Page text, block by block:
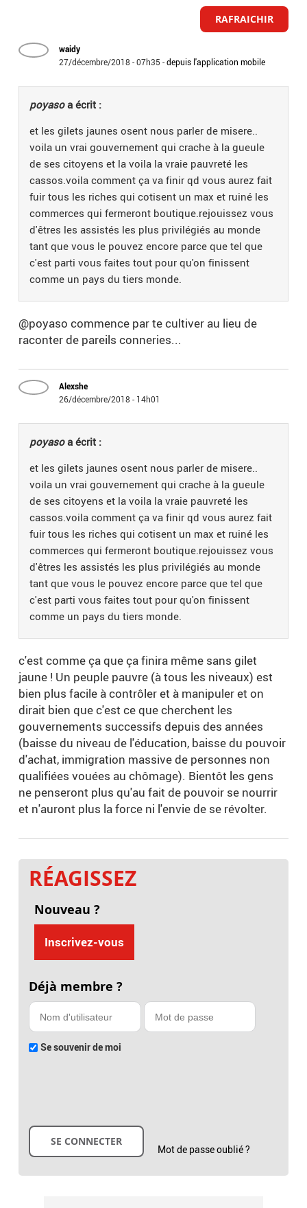
RAFRAICHIR
waidy
27/décembre/2018 - 07h35 -depuis l'application mobile
poyasoa écrit :
et les gilets jaunes osent nous parler de misere..
voila un vrai gouvernement qui crache à la gueule
de ses citoyens et la voila la vraie pauvreté les
cassos.voila comment ça va finir qd vous aurez fait
fuir tous les riches qui cotisent un max et ruiné les
commerces qui fermeront boutique.rejouissez vous
d'êtres les assistés les plus privilégiés au monde
tant que vous le pouvez encore parce que tel que
c'est parti vous faites tout pour qu'on finissent
comme un pays du tiers monde.
@poyaso commence par te cultiver au lieu de
raconter de pareils conneries...
Alexshe
26/décembre/2018 - 14h01
poyasoa écrit :
et les gilets jaunes osent nous parler de misere..
voila un vrai gouvernement qui crache à la gueule
de ses citoyens et la voila la vraie pauvreté les
cassos.voila comment ça va finir qd vous aurez fait
fuir tous les riches qui cotisent un max et ruiné les
commerces qui fermeront boutique.rejouissez vous
d'êtres les assistés les plus privilégiés au monde
tant que vous le pouvez encore parce que tel que
c'est parti vous faites tout pour qu'on finissent
comme un pays du tiers monde.
c'est comme ça que ça finira même sans gilet
jaune ! Un peuple pauvre (à tous les niveaux) est
bien plus facile à contrôler et à manipuler et on
dirait bien que c'est ce que cherchent les
gouvernements successifs depuis des années
(baisse du niveau de l'éducation, baisse du pouvoir
d'achat, immigration massive de personnes non
qualifiées vouées au chômage). Bientôt les gens
ne penseront plus qu'au fait de pouvoir se nourrir
et n'auront plus la force ni l'envie de se révolter.
RÉAGISSEZ
Nouveau ?
Inscrivez-vous
Déjà membre ?
Se souvenir de moi
Mot de passe oublié ?